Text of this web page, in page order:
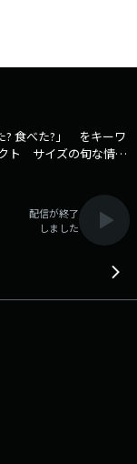
? 食べた?」 をキーワ
ト サイズの旬な情報
たラジオショッピン
アルタイムなニュース
る情報を、30分にギュ
#エフエムアイ
配信が終了
しました